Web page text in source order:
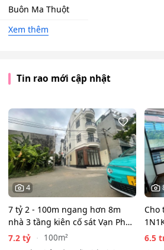
Buôn Ma Thuột
Xem thêm
Tin rao mới cập nhật
4
7 tỷ 2 - 100m ngang hơn 8m
nhà 3 tầng kiên cố sát Vạn Phúc
City - HẺM XE HƠI…
7.2 tỷ
100m²
Cho
6.5